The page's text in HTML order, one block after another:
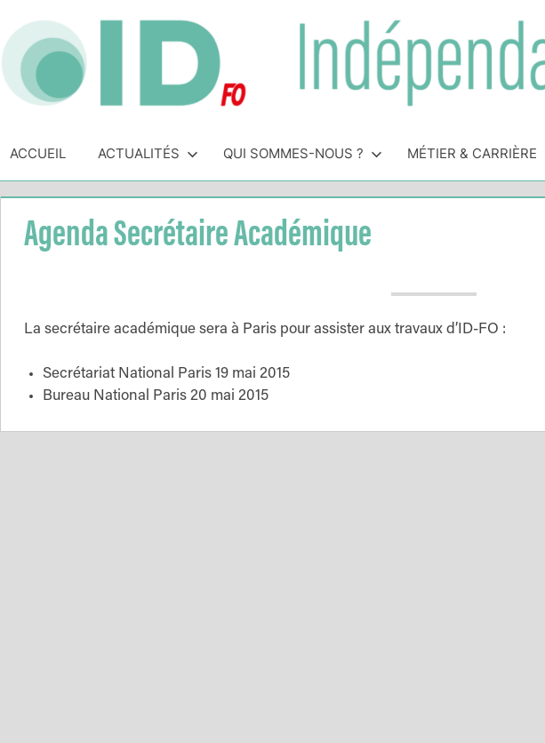
content
&
Direction
indépendant
direction
ACCUEIL ACTUALITÉS QUI SOMMES-NOUS ? MÉTIER & CARRIÈRE
Agenda Secrétaire Académique
La secrétaire académique sera à Paris pour assister aux travaux d’ID-FO :
Secrétariat National Paris 19 mai 2015
Bureau National Paris 20 mai 2015